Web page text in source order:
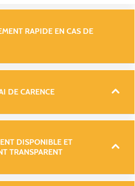
RAPIDE EN CAS DE
DE CARENCE
DISPONIBLE ET